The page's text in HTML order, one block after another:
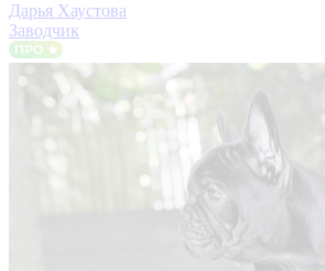
Дарья Хаустова
Заводчик